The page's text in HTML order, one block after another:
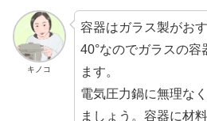
キノコ
容器はガラス製がお
40°なのでガラスの容
ます。
電気圧力鍋に無理な
ましょう。容器に材